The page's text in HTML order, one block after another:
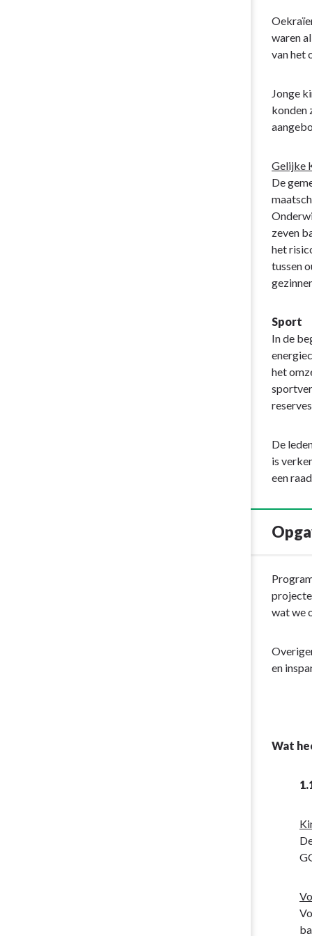
waren
van het
Jonge
konden
Gelijke
De
zeven
het
tussen
Sport
In de
het
De
is
een
Terug
navigatie
wat we
en
Wat